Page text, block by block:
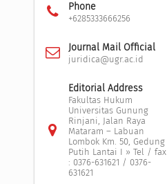
Phone
+6285333666256
Journal Mail Official
juridica@ugr.ac.id
Editorial Address
Fakultas Hukum
Universitas Gunung
Rinjani, Jalan Raya
Mataram – Labuan
Lombok Km. 50, Gedung
Putih Lantai I » Tel / fax
: 0376-631621 / 0376-
631621